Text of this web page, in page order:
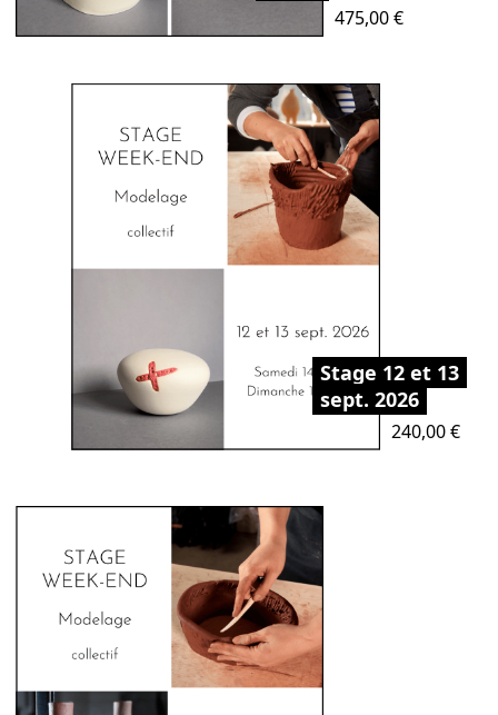
Prix
475,00 €
Stage 12 et 13
sept. 2026
Prix
240,00 €